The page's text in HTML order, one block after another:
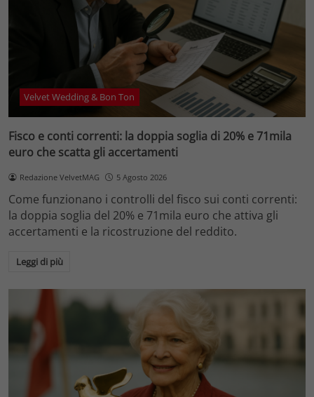
Velvet Wedding & Bon Ton
Fisco e conti correnti: la doppia soglia di 20% e 71mila
euro che scatta gli accertamenti
Redazione VelvetMAG 5 Agosto 2026
Come funzionano i controlli del fisco sui conti correnti:
la doppia soglia del 20% e 71mila euro che attiva gli
accertamenti e la ricostruzione del reddito.
Leggi di più